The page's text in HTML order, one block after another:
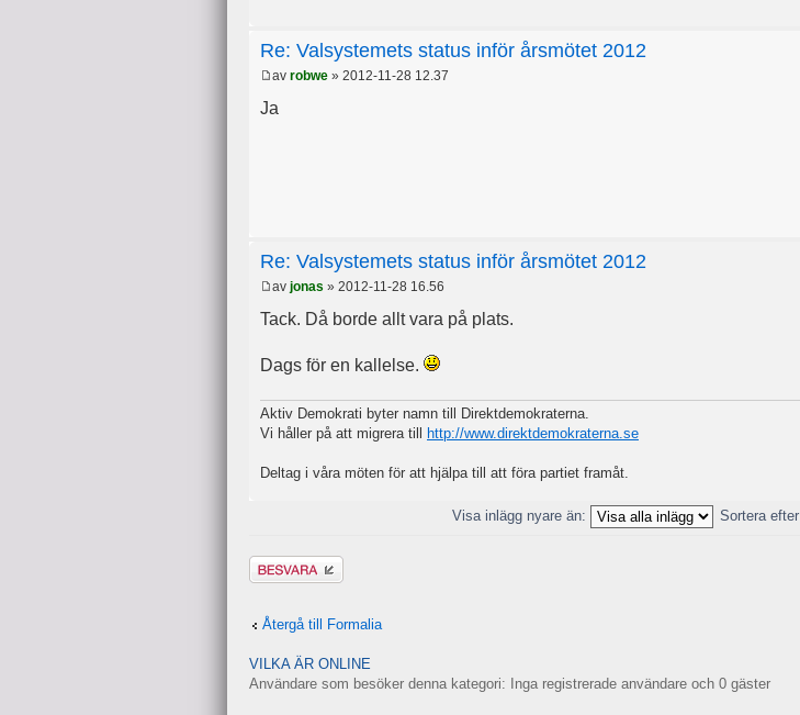
Re: Valsystemets status inför årsmötet 2012
av robwe » 2012-11-28 12.37
Ja
Re: Valsystemets status inför årsmötet 2012
av jonas » 2012-11-28 16.56
Tack. Då borde allt vara på plats.
Dags för en kallelse.
Aktiv Demokrati byter namn till Direktdemokraterna.
Vi håller på att migrera till http://www.direktdemokraterna.se
Deltag i våra möten för att hjälpa till att föra partiet framåt.
Visa inlägg nyare än: Sortera efter
Besvara
Återgå till Formalia
VILKA ÄR ONLINE
Användare som besöker denna kategori: Inga registrerade användare och 0 gäster